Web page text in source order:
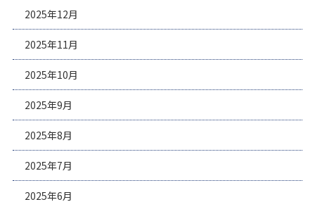
2025年12月
2025年11月
2025年10月
2025年9月
2025年8月
2025年7月
2025年6月